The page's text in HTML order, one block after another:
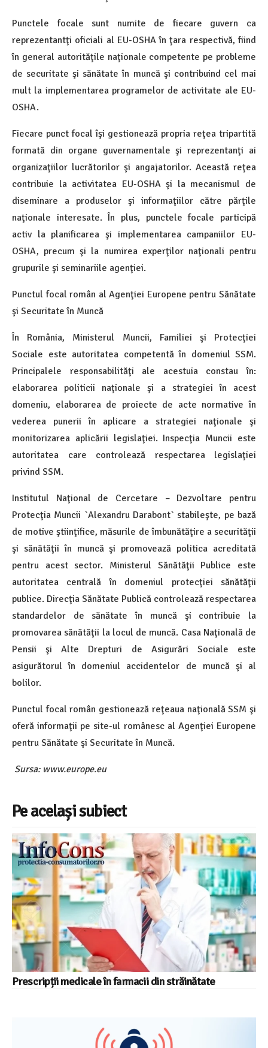
Punctele focale sunt numite de fiecare guvern ca
reprezentantţi oficiali al EU-OSHA în ţara respectivă, fiind
în general autorităţile naţionale competente pe probleme
de securitate şi sănătate în muncă şi contribuind cel mai
mult la implementarea programelor de activitate ale EU-
OSHA.
Fiecare punct focal îşi gestionează propria reţea tripartită
formată din organe guvernamentale şi reprezentanţi ai
organizaţiilor lucrătorilor şi angajatorilor. Această reţea
contribuie la activitatea EU-OSHA şi la mecanismul de
diseminare a produselor şi informaţiilor către părţile
naţionale interesate. În plus, punctele focale participă
activ la planificarea şi implementarea campaniilor EU-
OSHA, precum şi la numirea experţilor naţionali pentru
grupurile şi seminariile agenţiei.
Punctul focal român al Agenţiei Europene pentru Sănătate
şi Securitate în Muncă
În România, Ministerul Muncii, Familiei şi Protecţiei
Sociale este autoritatea competentă în domeniul SSM.
Principalele responsabilităţi ale acestuia constau în:
elaborarea politicii naţionale şi a strategiei în acest
domeniu, elaborarea de proiecte de acte normative în
vederea punerii în aplicare a strategiei naţionale şi
monitorizarea aplicării legislaţiei. Inspecţia Muncii este
autoritatea care controlează respectarea legislaţiei
privind SSM.
Institutul Naţional de Cercetare – Dezvoltare pentru
Protecţia Muncii `Alexandru Darabont` stabileşte, pe bază
de motive ştiinţifice, măsurile de îmbunătăţire a securităţii
şi sănătăţii în muncă şi promovează politica acreditată
pentru acest sector. Ministerul Sănătăţii Publice este
autoritatea centrală în domeniul protecţiei sănătăţii
publice. Direcţia Sănătate Publică controlează respectarea
standardelor de sănătate în muncă şi contribuie la
promovarea sănătăţii la locul de muncă. Casa Naţională de
Pensii şi Alte Drepturi de Asigurări Sociale este
asigurătorul în domeniul accidentelor de muncă şi al
bolilor.
Punctul focal român gestionează reţeaua naţională SSM şi
oferă informaţii pe site-ul românesc al Agenţiei Europene
pentru Sănătate şi Securitate în Muncă.
Sursa: www.europe.eu
Pe același subiect
Prescripții medicale în farmacii din străinătate